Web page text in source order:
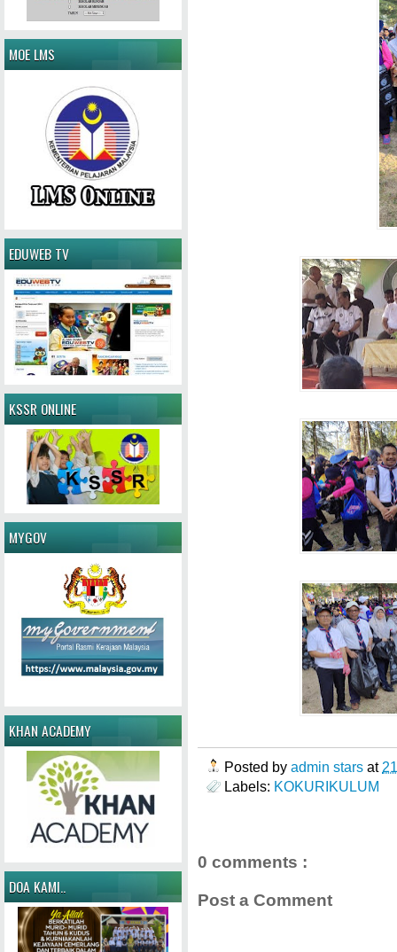
Posted by admin stars at
Labels: KOKURIKULUM
0 comments :
Post a Comment
MOE LMS
EDUWEB TV
KSSR ONLINE
MYGOV
KHAN ACADEMY
DOA KAMI..